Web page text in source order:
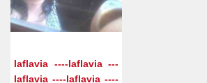
laflavia ----laflavia ---
laflavia ----laflavia ----